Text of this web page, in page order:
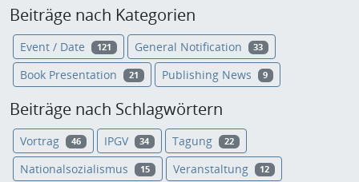
Beiträge nach Kategorien
Event / Date 121 General Notification 33
Book Presentation 21 Publishing News 9
Beiträge nach Schlagwörtern
Vortrag 46 IPGV 34 Tagung 22
Nationalsozialismus 15 Veranstaltung 12